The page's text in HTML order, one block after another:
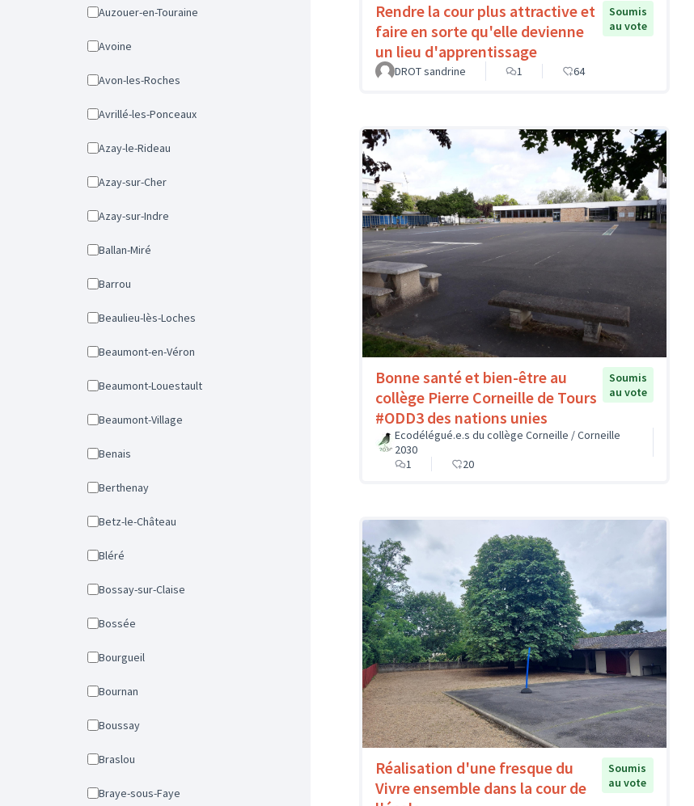
Auzouer-en-Touraine
Avoine
Avon-les-Roches
Avrillé-les-Ponceaux
Azay-le-Rideau
Azay-sur-Cher
Azay-sur-Indre
Ballan-Miré
Barrou
Beaulieu-lès-Loches
Beaumont-en-Véron
Beaumont-Louestault
Beaumont-Village
Benais
Berthenay
Betz-le-Château
Bléré
Bossay-sur-Claise
Bossée
Bourgueil
Bournan
Boussay
Braslou
Braye-sous-Faye
Rendre la cour plus attractive et
faire en sorte qu'elle devienne
un lieu d'apprentissage
Soumis
au vote
DROT sandrine 1 64
Bonne santé et bien-être au
collège Pierre Corneille de Tours
#ODD3 des nations unies
Soumis
au vote
Ecodélégué.e.s du collège Corneille / Corneille
2030
1
20
Réalisation d'une fresque du
Vivre ensemble dans la cour de
Soumis
au vote